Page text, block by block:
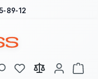
89-12
У вас есть товары
В